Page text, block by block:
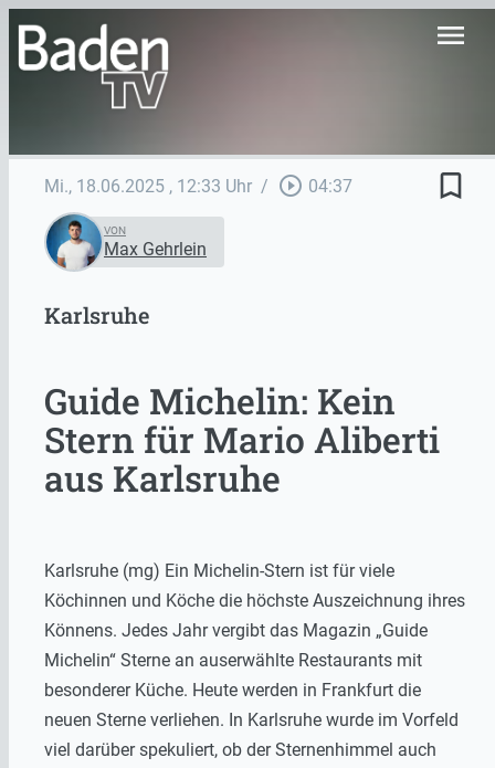
menu
Mi., 18.06.2025 , 12:33 Uhr / play_circle_outline 04:37 bookmark_border
VON
Max Gehrlein
Karlsruhe
Guide Michelin: Kein
Stern für Mario Aliberti
aus Karlsruhe
Karlsruhe (mg) Ein Michelin-Stern ist für viele
Köchinnen und Köche die höchste Auszeichnung ihres
Könnens. Jedes Jahr vergibt das Magazin „Guide
Michelin“ Sterne an auserwählte Restaurants mit
besonderer Küche. Heute werden in Frankfurt die
neuen Sterne verliehen. In Karlsruhe wurde im Vorfeld
viel darüber spekuliert, ob der Sternenhimmel auch